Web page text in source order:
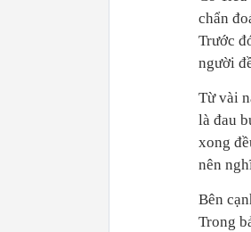
chẩn
Trước
người
Từ vài
là đau
xong
nên
Bên
Trong